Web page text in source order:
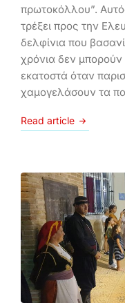
πρωτοκόλλου”.
τρέξει προς την
δελφίνια που
χρόνια δεν
εκατοστά όταν
χαμογελάσουν τα
Read article